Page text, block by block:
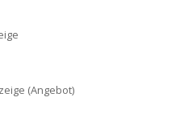
(Angebot)